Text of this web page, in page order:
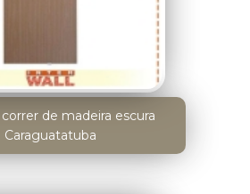
de madeira escura
Caraguatatuba